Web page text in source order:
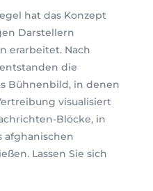
hat das Konzept
Darstellern
erarbeitet. Nach
die
Bühnenbild, in denen
visualisiert
Blöcke, in
afghanischen
Lassen Sie sich